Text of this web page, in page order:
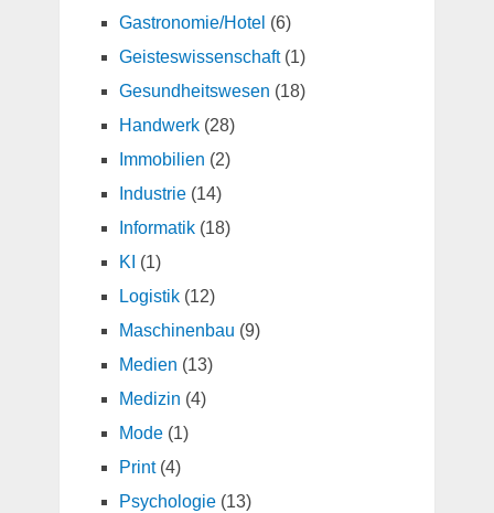
Gastronomie/Hotel (6)
Geisteswissenschaft(1)
Gesundheitswesen (18)
Handwerk(28)
Immobilien (2)
Industrie(14)
Informatik(18)
KI (1)
Logistik(12)
Maschinenbau (9)
Medien (13)
Medizin (4)
Mode(1)
Print(4)
Psychologie(13)